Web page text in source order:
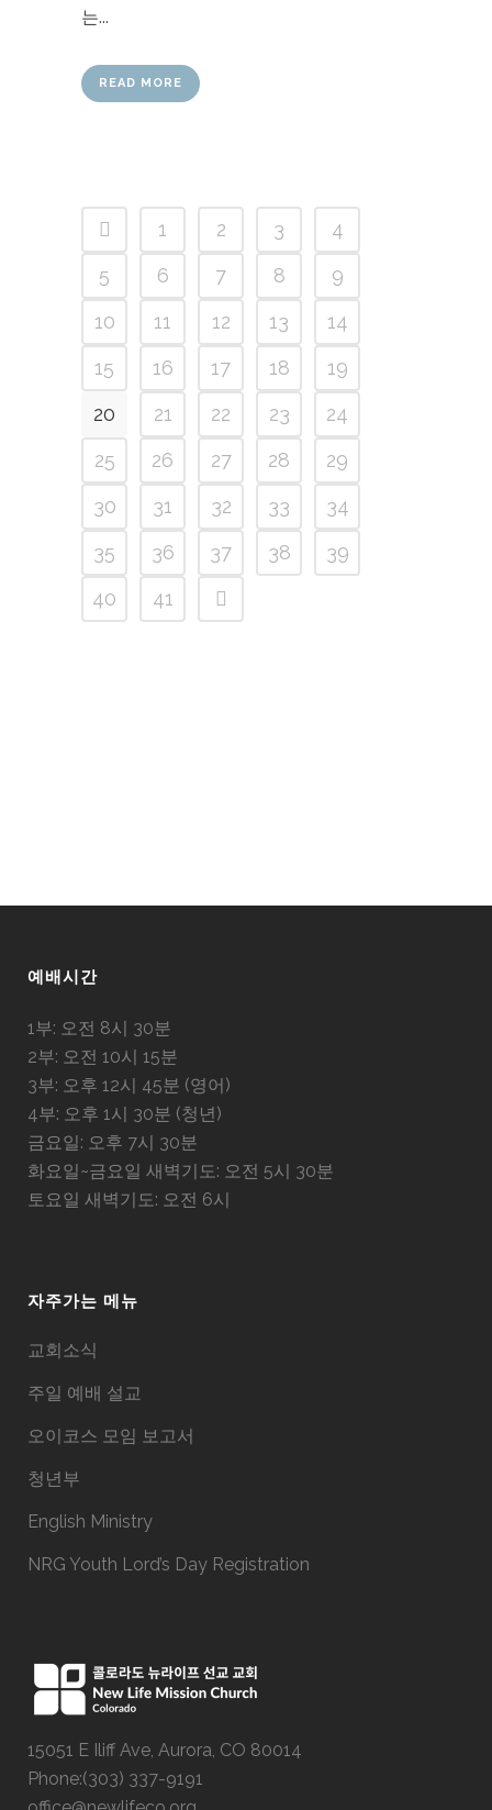
는...
READ MORE
1 2 3
4
5
6 7 8
9
10
11 12 13
14
15
16 17 18
19
20
21 22 23
24
25
26 27 28
29
30
31 32 33
34
35
36 37 38
39
40
41
예배시간
1부: 오전 8시 30분
2부: 오전 10시 15분
3부: 오후 12시 45분 (영어)
4부: 오후 1시 30분 (청년)
금요일: 오후 7시 30분
화요일~금요일 새벽기도: 오전 5시 30분
토요일 새벽기도: 오전 6시
자주가는 메뉴
교회소식
주일 예배 설교
오이코스 모임 보고서
청년부
English Ministry
NRG Youth Lord’s Day Registration
15051 E Iliff Ave, Aurora, CO 80014
Phone:(303) 337-9191